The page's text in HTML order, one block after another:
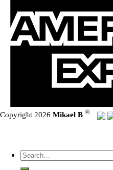
Copyright 2026 Mikael B ®
Search
for: